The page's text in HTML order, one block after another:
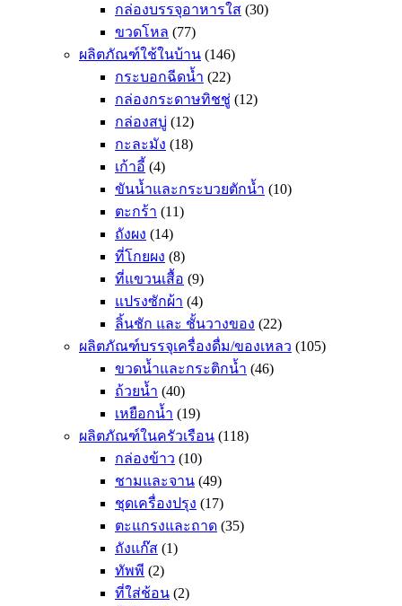
กล่องบรรจุอาหารใส (30)
ขวดโหล (77)
ผลิตภัณฑ์ใช้ในบ้าน (146)
กระบอกฉีดน้ำ (22)
กล่องกระดาษทิชชู่ (12)
กล่องสบู่ (12)
กะละมัง (18)
เก้าอี้ (4)
ขันน้ำและกระบวยตักน้ำ (10)
ตะกร้า (11)
ถังผง (14)
ที่โกยผง (8)
ที่แขวนเสื้อ (9)
แปรงซักผ้า (4)
ลิ้นชัก และ ชั้นวางของ (22)
ผลิตภัณฑ์บรรจุเครื่องดื่ม/ของเหลว (105)
ขวดน้ำและกระติกน้ำ (46)
ถ้วยน้ำ (40)
เหยือกน้ำ (19)
ผลิตภัณฑ์ในครัวเรือน (118)
กล่องข้าว (10)
ชามและจาน (49)
ชุดเครื่องปรุง (17)
ตะแกรงและถาด (35)
ถังแก๊ส (1)
ทัพพี (2)
ที่ใส่ช้อน (2)